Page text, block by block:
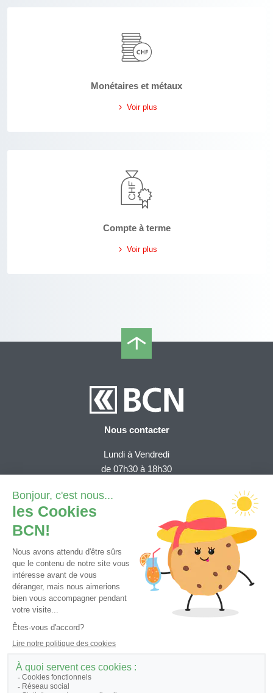
Monétaires et métaux
Voir plus
Compte à terme
Voir plus
Nous contacter
Lundi à Vendredi
de 07h30 à 18h30
Depuis la Suisse (numéro gratuit):
Depuis l'étranger (tarif national)
+41 32 723 61 11
Demande e-services
Contact général
Tutoriels et FAQ
© 2026 - Banque Cantonale Neuchâteloise, tous droits réservés.